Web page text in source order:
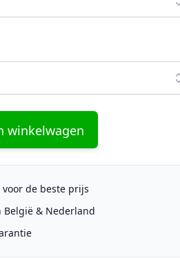
winkelwagen
de beste prijs
& Nederland